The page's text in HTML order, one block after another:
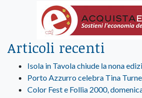
Articoli recenti
Isola in Tavola chiude la nona
Porto Azzurro celebra Tina
Color Fest e Follia 2000,